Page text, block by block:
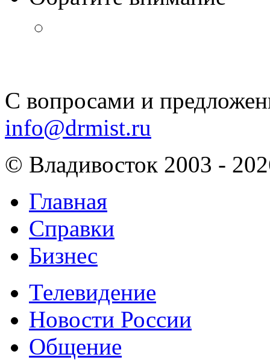
С вопросами и
info@drmist.ru
© Владивосток 2003 -
Главная
Справки
Бизнес
Телевидение
Новости России
Общение